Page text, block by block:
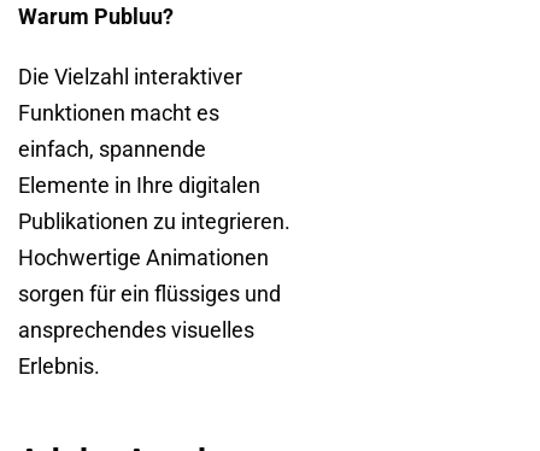
Warum Publuu?
Die Vielzahl interaktiver
Funktionen macht es
einfach, spannende
Elemente in Ihre digitalen
Publikationen zu integrieren.
Hochwertige Animationen
sorgen für ein flüssiges und
ansprechendes visuelles
Erlebnis.